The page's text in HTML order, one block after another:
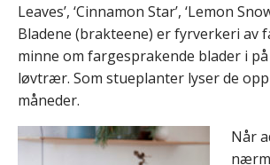
Leaves’, ‘Cinnamon Star’, ‘Lemon
Bladene (brakteene) er fyrverkeri av
minne om fargesprakende blader i
løvtrær. Som stueplanter lyser de
måneder.
Når